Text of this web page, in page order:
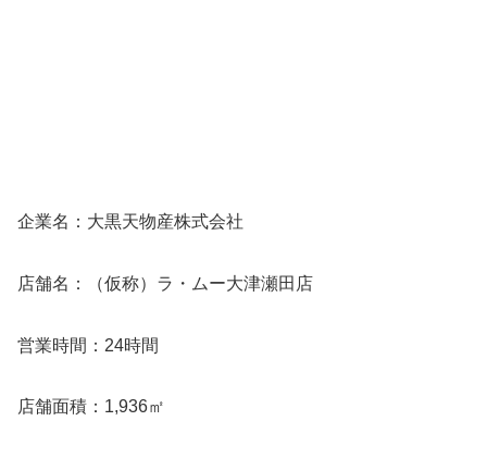
企業名：大黒天物産株式会社
店舗名：（仮称）ラ・ムー大津瀬田店
営業時間：24時間
店舗面積：1,936㎡